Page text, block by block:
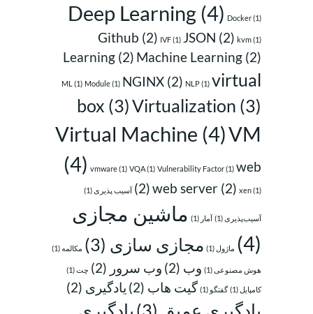
Deep Learning (4) Docker(1)
Github (2) IVF(1) JSON (2) kvm(1)
Learning (2) Machine Learning (2)
ML (1) Module(1) NGINX (2) NLP(1) virtual
box (3)Virtualization (3)
Virtual Machine (4)VM
(4) vmware(1) VQA(1) Vulnerability Factor(1) web
(2)web server (2) xen(1) آسیب پذیری(1)
آسیب‌پذیری(1) آمار (1)
ماشین مجازی
(4)
ماژول (1) مجازی سازی (3) مکالمه(1)
هوش مصنوعی(1) وب (2) وب سرور (2) چت(1)
کامپایل (1) گفتگو (1) گیت هاب (2) یادگیری (2)